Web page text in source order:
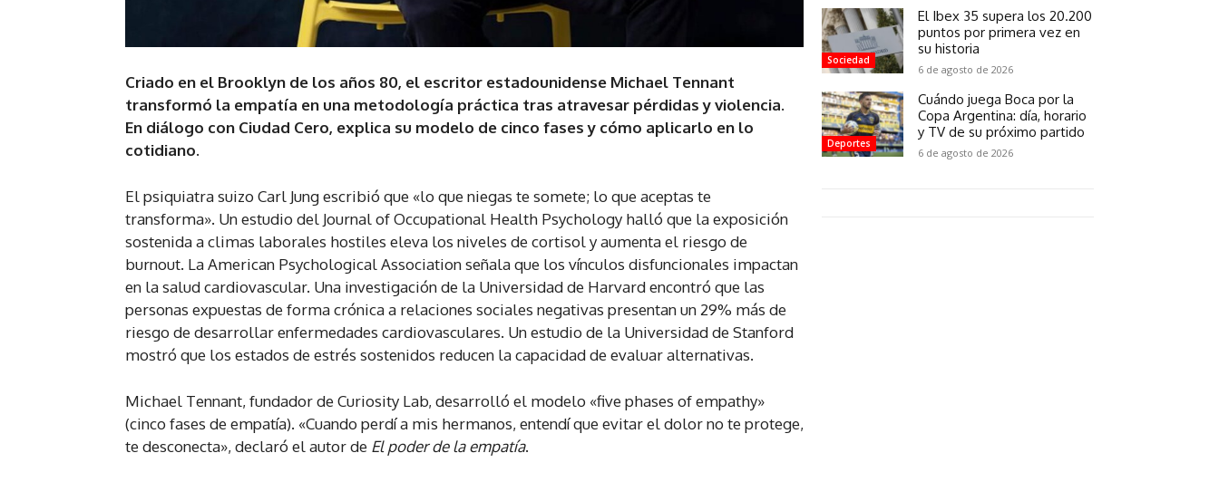
Criado en el Brooklyn de los años 80, el escritor estadounidense Michael Tennant
transformó la empatía en una metodología práctica tras atravesar pérdidas y violencia.
En diálogo con Ciudad Cero, explica su modelo de cinco fases y cómo aplicarlo en lo
cotidiano.
El psiquiatra suizo Carl Jung escribió que «lo que niegas te somete; lo que aceptas te
transforma». Un estudio del Journal of Occupational Health Psychology halló que la exposición
sostenida a climas laborales hostiles eleva los niveles de cortisol y aumenta el riesgo de
burnout. La American Psychological Association señala que los vínculos disfuncionales impactan
en la salud cardiovascular. Una investigación de la Universidad de Harvard encontró que las
personas expuestas de forma crónica a relaciones sociales negativas presentan un 29% más de
riesgo de desarrollar enfermedades cardiovasculares. Un estudio de la Universidad de Stanford
mostró que los estados de estrés sostenidos reducen la capacidad de evaluar alternativas.
Michael Tennant, fundador de Curiosity Lab, desarrolló el modelo «five phases of empathy»
(cinco fases de empatía). «Cuando perdí a mis hermanos, entendí que evitar el dolor no te protege,
te desconecta», declaró el autor de El poder de la empatía.
Sociedad
El Ibex 35 supera los 20.200
puntos por primera vez en
su historia
6 de agosto de 2026
Deportes
Cuándo juega Boca por la
Copa Argentina: día, horario
y TV de su próximo partido
6 de agosto de 2026